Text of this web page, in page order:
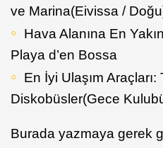
ve Marina(Eivissa /
Hava Alanına En
Playa d’en Bossa
En İyi Ulaşım
Diskobüsler(Gece
Burada yazmaya gerek